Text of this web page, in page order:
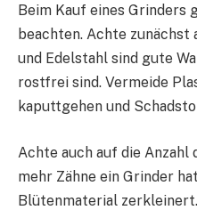
Beim Kauf eines Grinders
beachten. Achte zunächst
und Edelstahl sind gute
rostfrei sind. Vermeide
kaputtgehen und
Achte auch auf die Anzahl
mehr Zähne ein Grinder
Blütenmaterial